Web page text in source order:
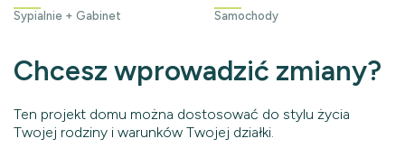
Sypialnie + Gabinet Samochody
Chcesz wprowadzić zmiany?
Ten projekt domu można dostosować do stylu życia
Twojej rodziny i warunków Twojej działki.